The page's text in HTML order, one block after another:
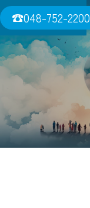
三須医院
☎048-752-2200